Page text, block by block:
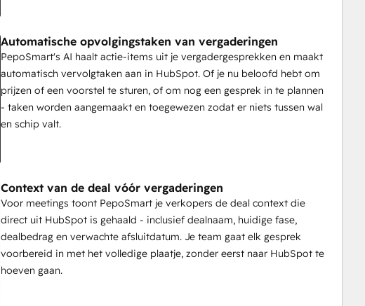
Automatische opvolgingstaken van vergaderingen
PepoSmart's AI haalt actie-items uit je vergadergesprekken en maakt
automatisch vervolgtaken aan in HubSpot. Of je nu beloofd hebt om
prijzen of een voorstel te sturen, of om nog een gesprek in te plannen
- taken worden aangemaakt en toegewezen zodat er niets tussen wal
en schip valt.
Context van de deal vóór vergaderingen
Voor meetings toont PepoSmart je verkopers de deal context die
direct uit HubSpot is gehaald - inclusief dealnaam, huidige fase,
dealbedrag en verwachte afsluitdatum. Je team gaat elk gesprek
voorbereid in met het volledige plaatje, zonder eerst naar HubSpot te
hoeven gaan.